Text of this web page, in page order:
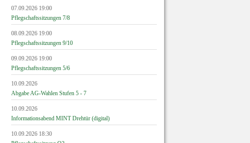
07.09.2026 19:00
Pflegschaftssitzungen 7/8
08.09.2026 19:00
Pflegschaftssitzungen 9/10
09.09.2026 19:00
Pflegschaftssitzungen 5/6
10.09.2026
Abgabe AG-Wahlen Stufen 5 - 7
10.09.2026
Informationsabend MINT Drehtür (digital)
10.09.2026 18:30